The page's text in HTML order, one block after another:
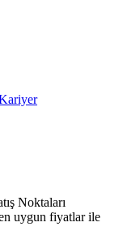
Noktaları
uygun fiyatlar ile